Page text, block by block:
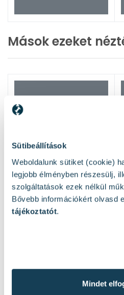
Sütibeállítások
Weboldalunk sütiket (cookie)
legjobb élményben részesülj,
szolgáltatások ezek nélkül
Bővebb információkért olvasd
tájékoztatót.
Mindet
Mások ezeket
Hasonló termékek